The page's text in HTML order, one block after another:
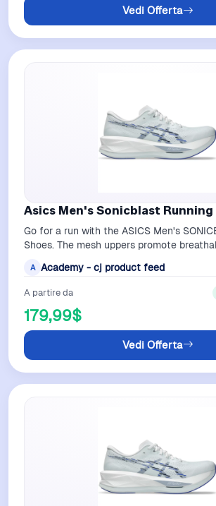
Vedi Offerta
Asics Men's Sonicblast Running
Go for a run with the ASICS Men's
Shoes. The mesh uppers promote
A Academy - cj product feed
A partire da
179,99$
Vedi Offerta